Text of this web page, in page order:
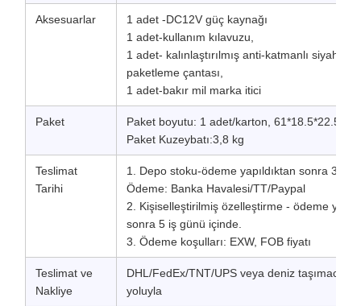
Aksesuarlar
1 adet -DC12V güç kaynağı
1 adet-kullanım kılavuzu,
1 adet- kalınlaştırılmış anti-katmanlı siyah
paketleme çantası,
1 adet-bakır mil marka itici
Paket
Paket boyutu: 1 adet/karton, 61*18.5*22.5cm
Paket Kuzeybatı:3,8 kg
Teslimat
Tarihi
1. Depo stoku-ödeme yapıldıktan sonra 3 iş
Ödeme: Banka Havalesi/TT/Paypal
2. Kişiselleştirilmiş özelleştirme - ödeme
sonra 5 iş günü içinde.
3. Ödeme koşulları: EXW, FOB fiyatı
Teslimat ve
Nakliye
DHL/FedEx/TNT/UPS veya deniz
yoluyla